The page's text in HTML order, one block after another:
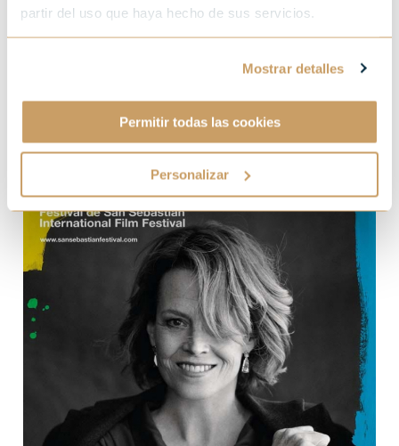
partir del uso que haya hecho de sus servicios.
Mostrar detalles
Permitir todas las cookies
Personalizar
Sébastien élimine le genre